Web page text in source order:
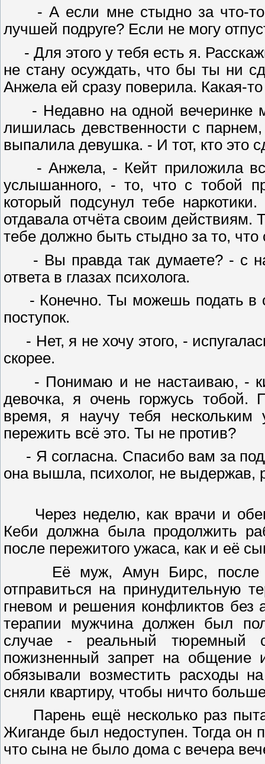
- А если мне стыдно за что-то,
лучшей подруге? Если не могу
- Для этого у тебя есть я.
не стану осуждать, что бы ты ни
Анжела ей сразу поверила. Какая-
- Недавно на одной вечеринке
лишилась девственности с парнем,
выпалила девушка. - И тот, кто это
- Анжела, - Кейт приложила
услышанного, - то, что с тобой
который подсунул тебе
отдавала отчёта своим
тебе должно быть стыдно за то,
- Вы правда так думаете? - с
ответа в глазах психолога.
- Конечно. Ты можешь подать в
поступок.
- Нет, я не хочу этого, -
скорее.
- Понимаю и не настаиваю, -
девочка, я очень горжусь тобой.
время, я научу тебя нескольким
пережить всё это. Ты не против?
- Я согласна. Спасибо вам за
она вышла, психолог, не выдержав,
Через неделю, как врачи и
Кеби должна была продолжить
после пережитого ужаса, как и её
Её муж, Амун Бирс, после
отправиться на принудительную
гневом и решения конфликтов без
терапии мужчина должен был
случае - реальный тюремный
пожизненный запрет на
обязывали возместить расходы
сняли квартиру, чтобы ничто
Парень ещё несколько раз
Жиганде был недоступен. Тогда он
что сына не было дома с вечера